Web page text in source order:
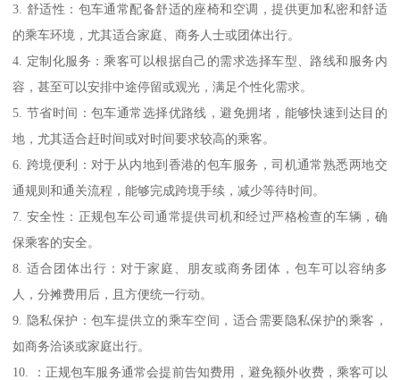
3. 舒适性：包车通常配备舒适的座椅和空调，提供更加私密和舒适
的乘车环境，尤其适合家庭、商务人士或团体出行。
4. 定制化服务：乘客可以根据自己的需求选择车型、路线和服务内
容，甚至可以安排中途停留或观光，满足个性化需求。
5. 节省时间：包车通常选择优路线，避免拥堵，能够快速到达目的
地，尤其适合赶时间或对时间要求较高的乘客。
6. 跨境便利：对于从内地到香港的包车服务，司机通常熟悉两地交
通规则和通关流程，能够完成跨境手续，减少等待时间。
7. 安全性：正规包车公司通常提供司机和经过严格检查的车辆，确
保乘客的安全。
8. 适合团体出行：对于家庭、朋友或商务团体，包车可以容纳多
人，分摊费用后，且方便统一行动。
9. 隐私保护：包车提供立的乘车空间，适合需要隐私保护的乘客，
如商务洽谈或家庭出行。
10. ：正规包车服务通常会提前告知费用，避免额外收费，乘客可以